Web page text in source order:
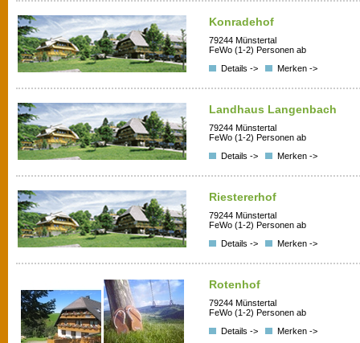
Konradehof
79244 Münstertal
FeWo (1-2) Personen ab
Details ->
Merken ->
Landhaus Langenbach
79244 Münstertal
FeWo (1-2) Personen ab
Details ->
Merken ->
Riestererhof
79244 Münstertal
FeWo (1-2) Personen ab
Details ->
Merken ->
Rotenhof
79244 Münstertal
FeWo (1-2) Personen ab
Details ->
Merken ->